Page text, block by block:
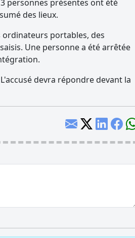
personnes présentes ont été
des lieux.
ordinateurs portables, des
Une personne a été arrêtée
devra répondre devant la